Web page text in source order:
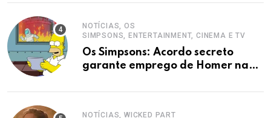
NOTÍCIAS, OS
SIMPSONS, ENTERTAINMENT, CINEMA E TV
Os Simpsons: Acordo secreto
garante emprego de Homer na
NOTÍCIAS, WICKED PART